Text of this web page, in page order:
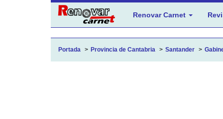
Renovar Carnet
Portada Provincia de Cantabria Santander